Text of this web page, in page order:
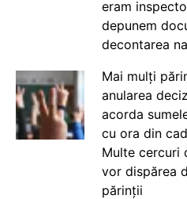
eram
depunem
decontarea
Mai mulți
anularea
acorda
cu ora din
Multe cercuri
vor dispărea
părinții